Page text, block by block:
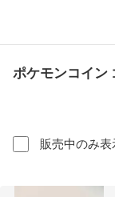
ポケモンコイン
販売中のみ表